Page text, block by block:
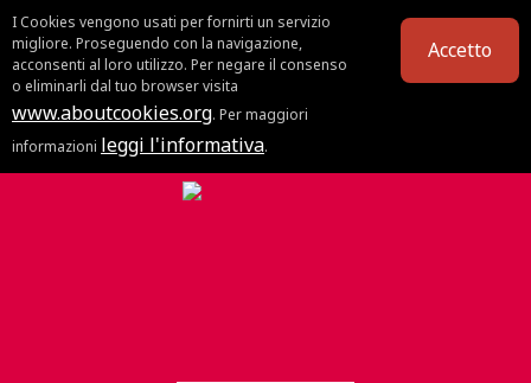
I Cookies vengono usati per fornirti un servizio
migliore. Proseguendo con la navigazione,
acconsenti al loro utilizzo. Per negare il consenso
o eliminarli dal tuo browser visita
www.aboutcookies.org. Per maggiori
informazioni leggi l'informativa.
Accetto